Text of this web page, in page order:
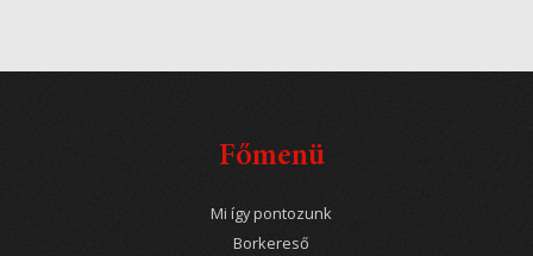
Főmenü
Mi így pontozunk
Borkereső